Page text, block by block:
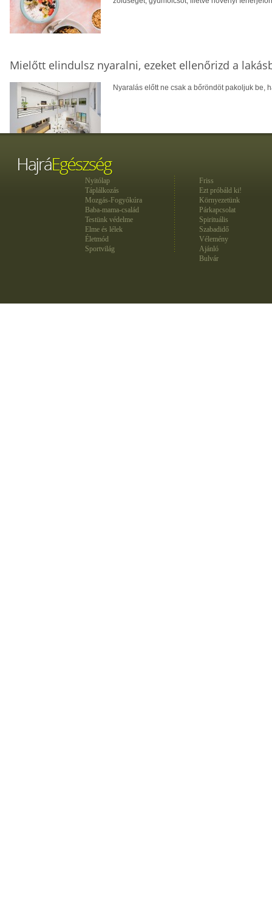
Mielőtt elindulsz nyaralni, ezeket ellenőrizd a
Nyaralás előtt ne csak a bőröndöt pakoljuk be,
Nyitólap
Táplálkozás
Mozgás-Fogyókúra
Baba-mama-család
Testünk védelme
Elme és lélek
Életmód
Sportvilág
Friss
Ezt próbáld ki!
Környezetünk
Párkapcsolat
Spirituális
Szabadidő
Vélemény
Ajánló
Bulvár